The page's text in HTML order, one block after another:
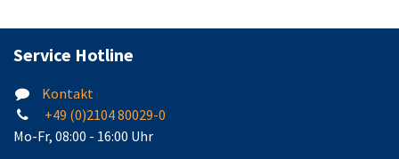
Service Hotline
Kontakt
+49 (0)2104 80029-0
Mo-Fr, 08:00 - 16:00 Uhr